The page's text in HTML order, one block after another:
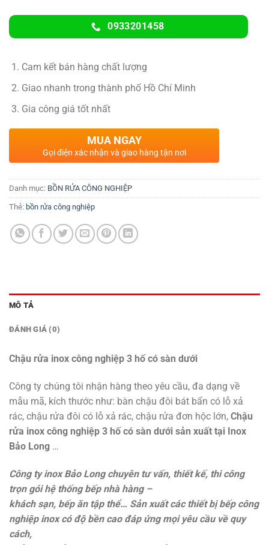
0933201458
Cam kết bán hàng chất lượng
Giao nhanh trong thành phố Hồ Chí Minh
Gia công giá tốt nhất
MUA NGAY
Gọi điện xác nhận và giao hàng tận nơi
Danh mục: BỒN RỬA CÔNG NGHIỆP
Thẻ: bồn rửa công nghiệp
MÔ TẢ
ĐÁNH GIÁ (0)
Chậu rửa inox công nghiệp 3 hố có sàn dưới
Công ty chúng tôi nhận hàng theo yêu cầu, đa dạng về
mẫu mã, kích thước như: bàn chậu đôi bát bẩn có lỗ xả
rác, chậu rửa đôi có lỗ xả rác, chậu rửa đơn hộc lớn, Chậu
rửa inox công nghiệp 3 hố có sàn dưới sản xuất tại Inox
Bảo Long …
Công ty inox Bảo Long chuyên tư vấn, thiết kế, thi công
trọn gói hệ thống bếp nhà hàng –
khách sạn, bếp ăn tập thể… Sản xuất cácthiết bị bếp công
nghiệp inoxcó độ bền cao đáp ứng mọi yêu cầu về quy
cách,